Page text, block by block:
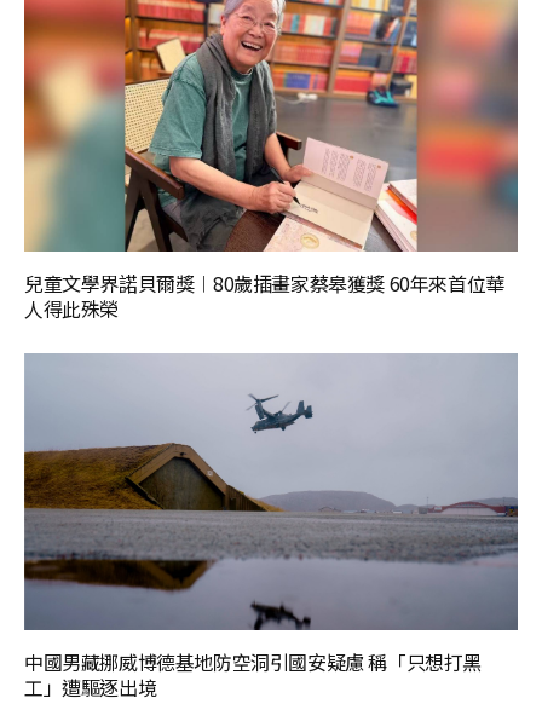
兒童文學界諾貝爾獎︱80歲插畫家蔡皋獲獎 60年來首位華
人得此殊榮
中國男藏挪威博德基地防空洞引國安疑慮 稱「只想打黑
工」遭驅逐出境